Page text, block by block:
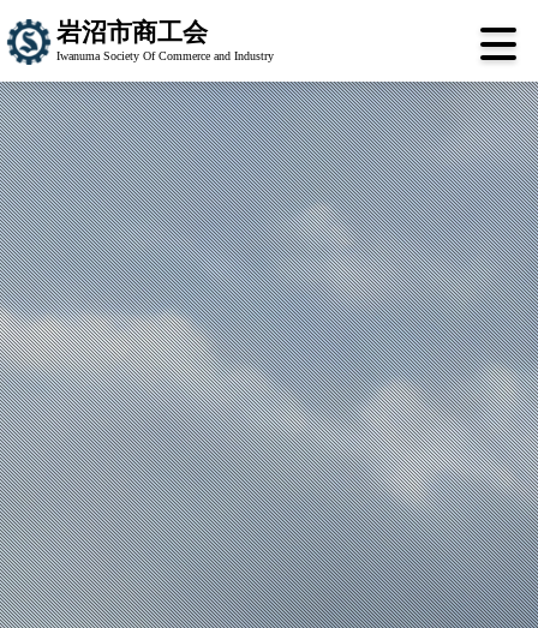
岩沼市商工会
Iwanuma Society Of Commerce and Industry